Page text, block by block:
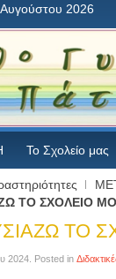
2026
Το Σχολείο μας
ΤΟ ΣΧΟΛΕΙΟ
ΤΟ
2024 . Posted in